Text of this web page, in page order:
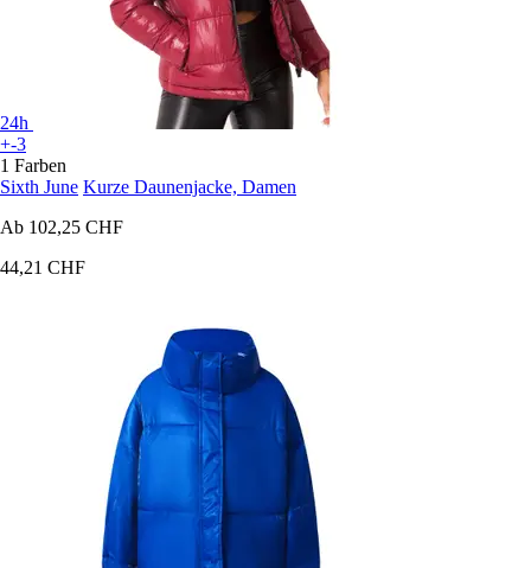
24h
+-3
1 Farben
Sixth June Kurze Daunenjacke, Damen
Ab 102,25 CHF
44,21 CHF